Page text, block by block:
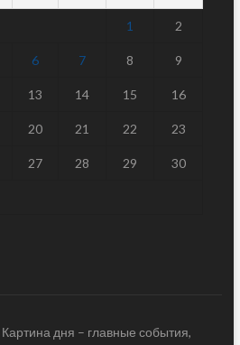
1 2
6 7 8 9
13 14 15 16
20 21 22 23
27 28 29 30
дня – главные события,